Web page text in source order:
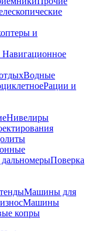
и
Навигационное
Водные
Рации и
Нивелиры
Поверка
Машины для
Машины
копры